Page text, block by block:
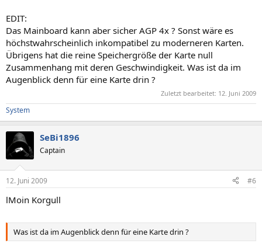
EDIT:
Das Mainboard kann aber sicher AGP 4x ? Sonst wäre es
höchstwahrscheinlich inkompatibel zu moderneren Karten.
Übrigens hat die reine Speichergröße der Karte null
Zusammenhang mit deren Geschwindigkeit. Was ist da im
Augenblick denn für eine Karte drin ?
Zuletzt bearbeitet: 12. Juni 2009
System
SeBi1896
Captain
12. Juni 2009 #6
lMoin Korgull
Was ist da im Augenblick denn für eine Karte drin ?